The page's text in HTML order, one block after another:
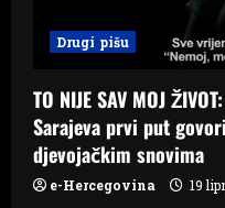
Drugi pišu
TO NIJE SAV MOJ
Sarajeva prvi put
djevojačkim snovima
e-Hercegovina 19